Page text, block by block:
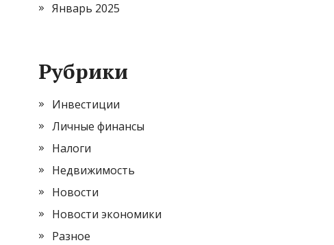
Январь 2025
Рубрики
Инвестиции
Личные финансы
Налоги
Недвижимость
Новости
Новости экономики
Разное